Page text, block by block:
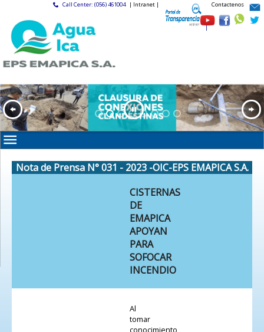
Call Center: (056) 461004 | Intranet |
|
Contactenos
Nota de Prensa N° 031 - 2023 -OIC-EPS EMAPICA S.A.
CISTERNAS
DE
EMAPICA
APOYAN
PARA
SOFOCAR
INCENDIO
Al
tomar
conocimiento